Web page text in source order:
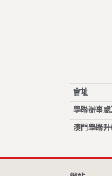
會址
學聯辦事
澳門學聯